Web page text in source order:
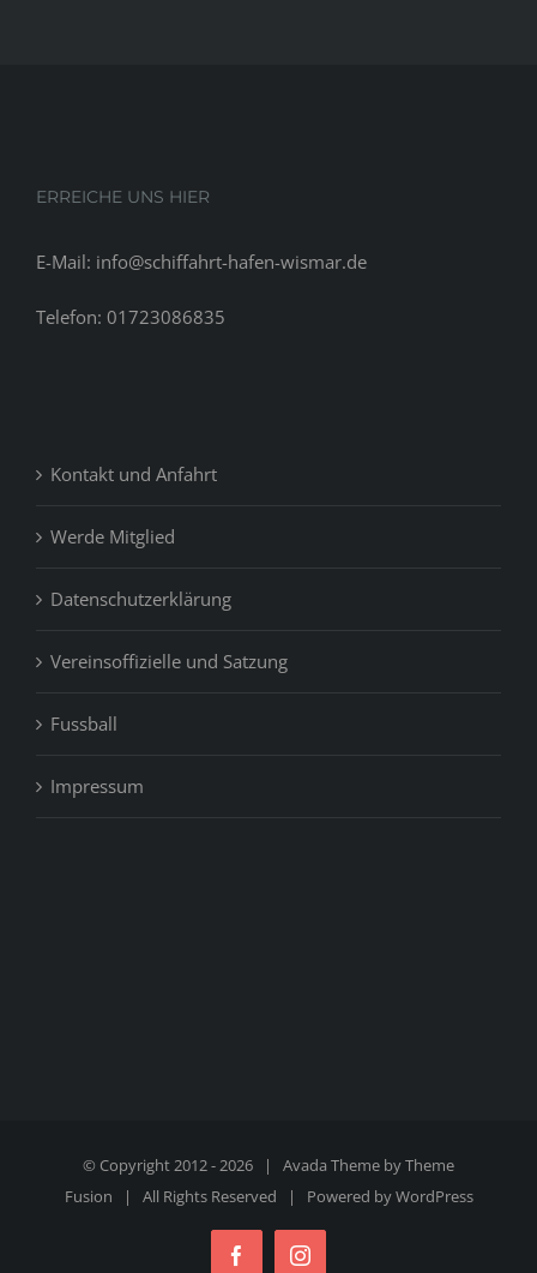
ERREICHE UNS HIER
E-Mail: info@schiffahrt-hafen-wismar.de
Telefon: 01723086835
Kontakt und Anfahrt
Werde Mitglied
Datenschutzerklärung
Vereinsoffizielle und Satzung
Fussball
Impressum
© Copyright 2012 -2026 | Avada Theme byTheme
Fusion | All Rights Reserved | Powered byWordPress
FacebookInstagram